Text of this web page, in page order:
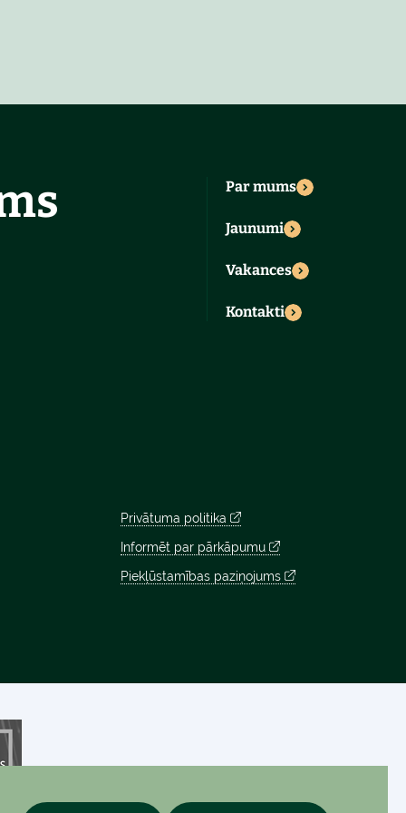
Par mums
Jaunumi
Vakances
Kontakti
Privātuma politika
Informēt par pārkāpumu
Piekļūstamības paziņojums